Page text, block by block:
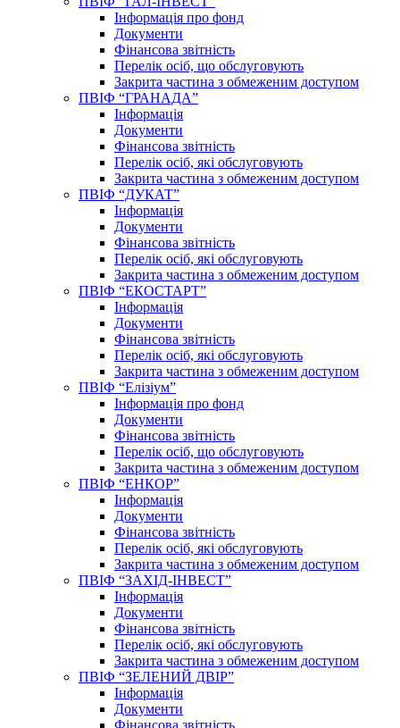
Інформація про фонд
Документи
Фінансова звітність
Перелік осіб, що обслуговують
Закрита частина з обмеженим доступом
ПВІФ “ГРАНАДА”
Інформація
Документи
Фінансова звітність
Перелік осіб, які обслуговують
Закрита частина з обмеженим доступом
ПВІФ “ДУКАТ”
Інформація
Документи
Фінансова звітність
Перелік осіб, які обслуговують
Закрита частина з обмеженим доступом
ПВІФ “ЕКОСТАРТ”
Інформація
Документи
Фінансова звітність
Перелік осіб, які обслуговують
Закрита частина з обмеженим доступом
ПВІФ “Елізіум”
Інформація про фонд
Документи
Фінансова звітність
Перелік осіб, що обслуговують
Закрита частина з обмеженим доступом
ПВІФ “ЕНКОР”
Інформація
Документи
Фінансова звітність
Перелік осіб, які обслуговують
Закрита частина з обмеженим доступом
ПВІФ “ЗАХІД-ІНВЕСТ”
Інформація
Документи
Фінансова звітність
Перелік осіб, які обслуговують
Закрита частина з обмеженим доступом
ПВІФ “ЗЕЛЕНИЙ ДВІР”
Інформація
Документи
Фінансова звітність